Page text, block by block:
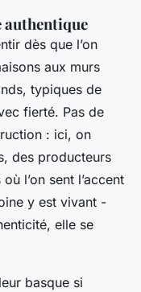
authentique
dès que l’on
aux murs
typiques de
fierté. Pas de
: ici, on
des producteurs
l’on sent l’accent
y est vivant -
elle se
basque si